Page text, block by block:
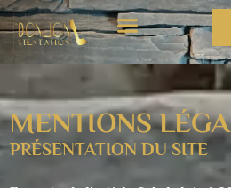
MENTIONS
PRÉSENTATION DU SITE